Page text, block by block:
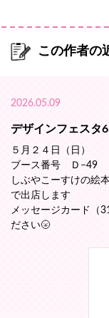
この作者の
2026.05.09
デザインフェスタ
５月２４日（日）
ブース番号 Ｄ−49
しぶやこーすけの絵本
で出店します
メッセージカード（
ださい🌝